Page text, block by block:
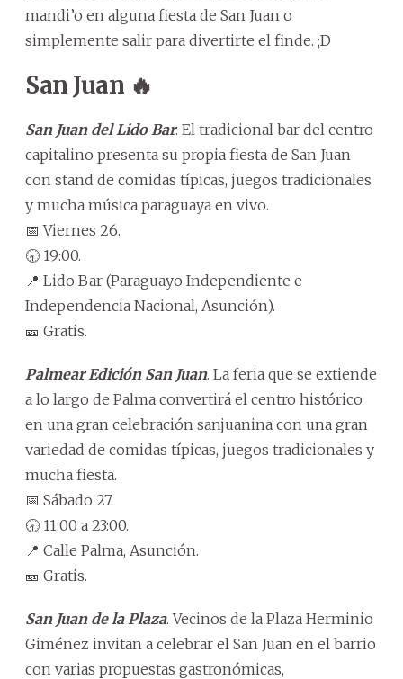
mandi’o en alguna fiesta de San Juan o
simplemente salir para divertirte el finde. ;D
San Juan 🔥
San Juan del Lido Bar. El tradicional bar del centro
capitalino presenta su propia fiesta de San Juan
con stand de comidas típicas, juegos tradicionales
y mucha música paraguaya en vivo.
📅 Viernes 26.
🕣 19:00.
📍 Lido Bar (Paraguayo Independiente e
Independencia Nacional, Asunción).
🎫 Gratis.
Palmear Edición San Juan. La feria que se extiende
a lo largo de Palma convertirá el centro histórico
en una gran celebración sanjuanina con una gran
variedad de comidas típicas, juegos tradicionales y
mucha fiesta.
📅 Sábado 27.
🕣 11:00 a 23:00.
📍 Calle Palma, Asunción.
🎫 Gratis.
San Juan de la Plaza. Vecinos de la Plaza Herminio
Giménez invitan a celebrar el San Juan en el barrio
con varias propuestas gastronómicas,